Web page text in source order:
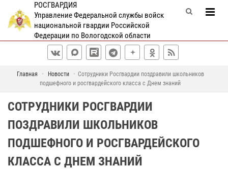
РОСГВАРДИЯ
Управление Федеральной службы войск
национальной гвардии Российской
Федерации по Вологодской области
Главная Новости
Сотрудники Росгвардии поздравили школьников
подшефного и росгвардейского класса с Днем знаний
СОТРУДНИКИ РОСГВАРДИИ
ПОЗДРАВИЛИ ШКОЛЬНИКОВ
ПОДШЕФНОГО И РОСГВАРДЕЙСКОГО
КЛАССА С ДНЕМ ЗНАНИЙ